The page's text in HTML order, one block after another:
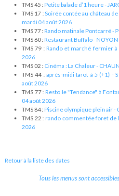
TMS 45 :Petite balade d’1 heure -
TMS 17 :Soirée contée au château de
mardi 04 août 2026
TMS 77 :Rando matinale Pontcarré -
TMS 60 :Restaurant Buffalo -
TMS 79 : Rando et marché fermier
2026
TMS 02 : Cinéma : La Chaleur -
TMS 44 : après-midi tarot à 5 (+1) -
août 2026
TMS 77 : Resto le "Tendance" à
04 août 2026
TMS 84 :Piscine olympique plein air -
TMS 22 :rando commentée foret de
2026
Retour à la liste des dates
Tous les menus sont